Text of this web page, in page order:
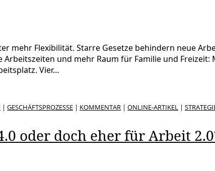
mehr Flexibilität. Starre Gesetze behindern neue
und mehr Raum für Familie und
Vier…
| GESCHÄFTSPROZESSE | KOMMENTAR | ONLINE-ARTIKEL |
oder doch eher für Arbeit